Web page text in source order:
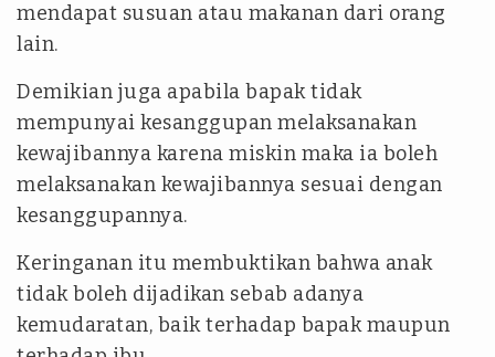
mendapat susuan atau makanan dari orang
lain.
Demikian juga apabila bapak tidak
mempunyai kesanggupan melaksanakan
kewajibannya karena miskin maka ia boleh
melaksanakan kewajibannya sesuai dengan
kesanggupannya.
Keringanan itu membuktikan bahwa anak
tidak boleh dijadikan sebab adanya
kemudaratan, baik terhadap bapak maupun